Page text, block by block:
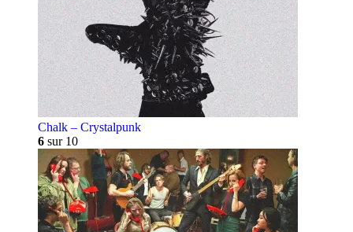
Chalk – Crystalpunk
6 sur 10